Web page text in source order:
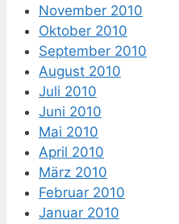
November 2010
Oktober 2010
September 2010
August 2010
Juli 2010
Juni 2010
Mai 2010
April 2010
März 2010
Februar 2010
Januar 2010